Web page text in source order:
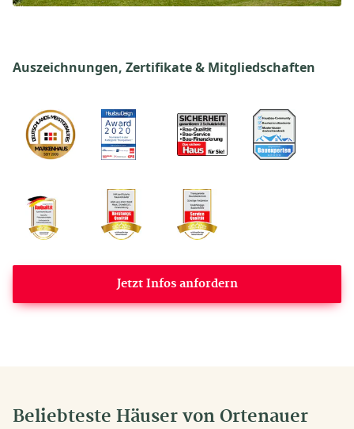
Auszeichnungen, Zertifikate & Mitgliedschaften
Jetzt Infos anfordern
Beliebteste Häuser von Ortenauer